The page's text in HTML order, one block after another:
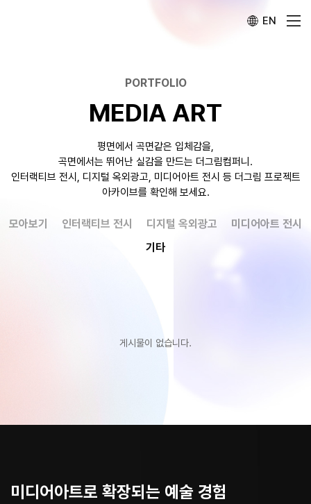
EN
PORTFOLIO
MEDIA ART
평면에서 곡면같은 입체감을,
곡면에서는 뛰어난 실감을 만드는 더그림컴퍼니.
인터랙티브 전시, 디지털 옥외광고, 미디어아트 전시 등 더그림 프로젝트
아카이브를 확인해 보세요.
모아보기 인터랙티브 전시 디지털 옥외광고
미디어아트 전시
기타
게시물이 없습니다.
미디어아트로 확장되는 예술 경험